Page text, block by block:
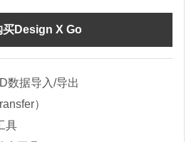
买Design X Go
数据导入/导出
）
具